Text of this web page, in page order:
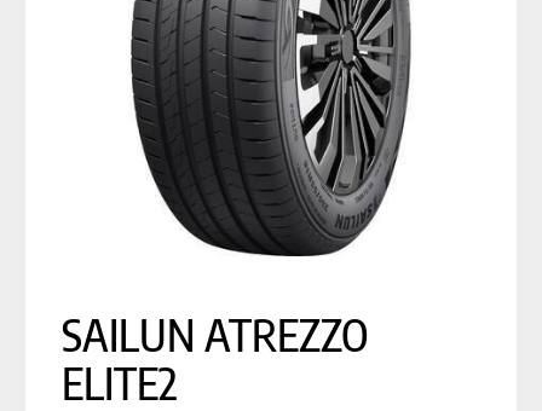
SAILUN ATREZZO
ELITE2